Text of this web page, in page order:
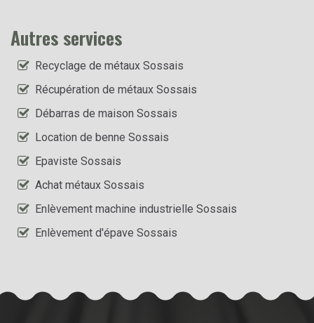
Autres services
Recyclage de métaux Sossais
Récupération de métaux Sossais
Débarras de maison Sossais
Location de benne Sossais
Epaviste Sossais
Achat métaux Sossais
Enlèvement machine industrielle Sossais
Enlèvement d'épave Sossais